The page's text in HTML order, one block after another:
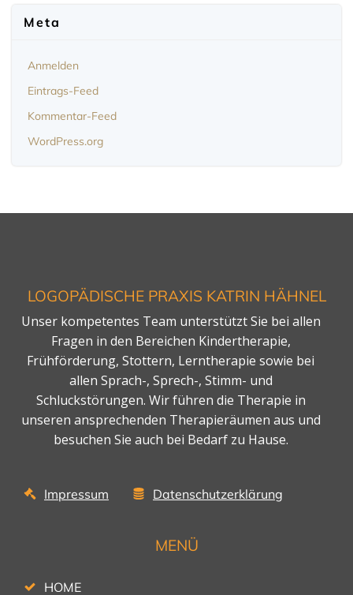
Meta
Anmelden
Eintrags-Feed
Kommentar-Feed
WordPress.org
LOGOPÄDISCHE PRAXIS KATRIN HÄHNEL
Unser kompetentes Team unterstützt Sie bei allen
Fragen in den Bereichen Kindertherapie,
Frühförderung, Stottern, Lerntherapie sowie bei
allen Sprach-, Sprech-, Stimm- und
Schluckstörungen. Wir führen die Therapie in
unseren ansprechenden Therapieräumen aus und
besuchen Sie auch bei Bedarf zu Hause.
Impressum Datenschutzerklärung
MENÜ
HOME